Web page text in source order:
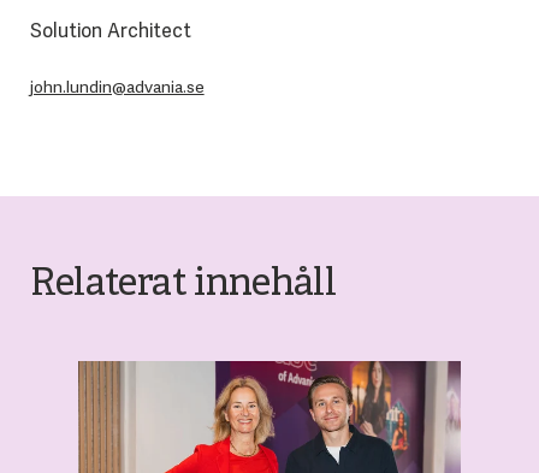
Solution Architect
john.lundin@advania.se
Relaterat innehåll